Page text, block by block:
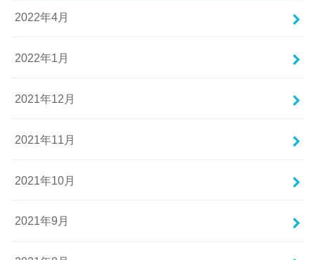
2022年4月
2022年1月
2021年12月
2021年11月
2021年10月
2021年9月